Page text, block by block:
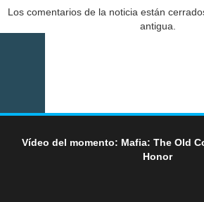
Los comentarios de la noticia están
antigua.
Vídeo del momento: Mafia: The Old
Honor